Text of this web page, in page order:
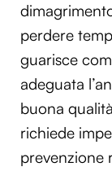
perdere
guarisce
adeguata
buona
richiede
prevenzione